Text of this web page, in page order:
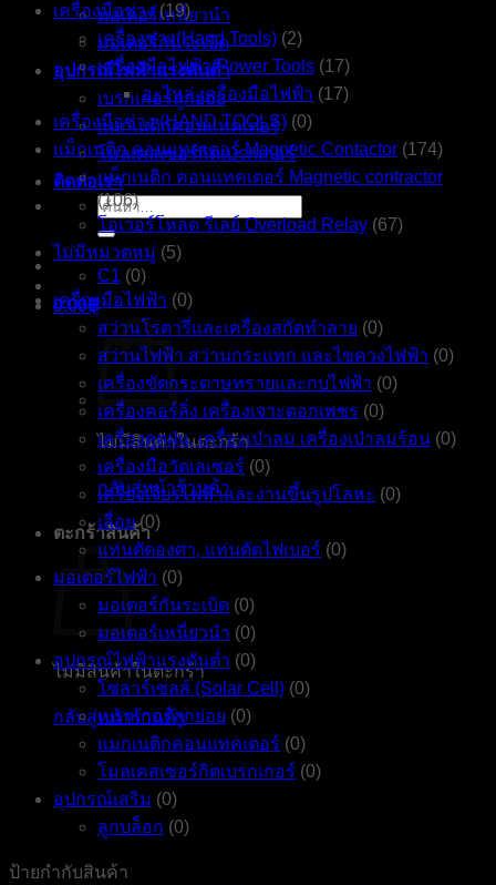
มอเตอร์เหนี่ยวนำ
มอเตอร์กันระเบิด
อุปกรณ์ไฟฟ้าแรงดันต่ำ
เบรกเกอร์ลูกย่อย
แมกเนติกคอนแทคเตอร์
โมลเคสเซอร์กิตเบรกเกอร์
ติดต่อเรา
ค้นหา:
0.00฿
ไม่มีสินค้าในตะกร้า
กลับสู่หน้าร้านค้า
ตะกร้าสินค้า
ไม่มีสินค้าในตะกร้า
กลับสู่หน้าร้านค้า
เครื่องมือช่าง (19)
เครื่องช่าง(Hand Tools) (2)
เครื่องมือไฟฟ้า(Power Tools (17)
อะไหล่ เครื่องมือไฟฟ้า (17)
เครื่องมือช่าง (HAND TOOLS) (0)
แม็กเนติก คอนแทคเตอร์ Magnetic Contactor (174)
แม็กเนติก คอนแทคเตอร์ Magnetic contractor
(106)
โอเวอร์โหลด รีเลย์ Overload Relay (67)
ไม่มีหมวดหมู่ (5)
C1 (0)
เครื่องมือไฟฟ้า (0)
สว่านโรตารี่และเครื่องสกัดทำลาย (0)
สว่านไฟฟ้า สว่านกระแทก และไขควงไฟฟ้า (0)
เครื่องขัดกระดาษทรายและกบไฟฟ้า (0)
เครื่องคอร์ลิ่ง เครื่องเจาะดอกเพชร (0)
เครื่องดูดฝุ่น, เครื่องเป่าลม เครื่องเป่าลมร้อน (0)
เครื่องมือวัดเลเซอร์ (0)
เครื่องเจียรไฟฟ้าและงานขึ้นรูปโลหะ (0)
เลื่อย (0)
แท่นตัดองศา, แท่นตัดไฟเบอร์ (0)
มอเตอร์ไฟฟ้า (0)
มอเตอร์กันระเบิด (0)
มอเตอร์เหนี่ยวนำ (0)
อุปกรณ์ไฟฟ้าแรงดันต่ำ (0)
โซลาร์เซลส์ (Solar Cell) (0)
เบรกเกอร์ลูกย่อย (0)
แมกเนติกคอนแทคเตอร์ (0)
โมลเคสเซอร์กิตเบรกเกอร์ (0)
อุปกรณ์เสริม (0)
ลูกบล็อก (0)
ป้ายกำกับสินค้า